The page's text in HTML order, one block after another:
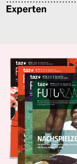
Experten